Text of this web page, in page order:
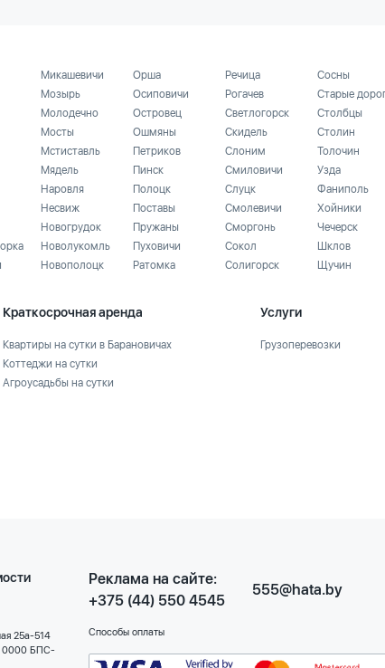
Микашевичи
Мозырь
Молодечно
Мосты
Мстиставль
Мядель
Наровля
Несвиж
Новогрудок
Новолукомль
Новополоцк
Орша
Осиповичи
Островец
Ошмяны
Петриков
Пинск
Полоцк
Поставы
Пружаны
Пуховичи
Ратомка
Речица
Рогачев
Светлогорск
Скидель
Слоним
Смиловичи
Слуцк
Смолевичи
Сморгонь
Сокол
Солигорск
Сосны
Старые
Столбцы
Столин
Толочин
Узда
Фаниполь
Хойники
Чечерск
Шклов
Щучин
Краткосрочная аренда
Квартиры на сутки в Барановичах
Коттеджи на сутки
Агроусадьбы на сутки
Услуги
Грузоперевозки
25а-514
0000 БПС-
Реклама на сайте:
+375 (44) 550 4545
555@hata.by
Способы оплаты